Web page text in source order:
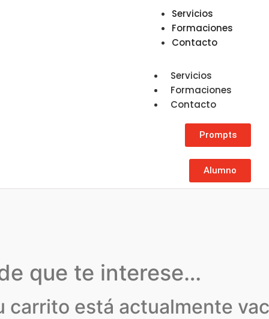
Servicios
Formaciones
Contacto
Servicios
Formaciones
Contacto
Prompts
Alumno
que te interese…
carrito está actualmente